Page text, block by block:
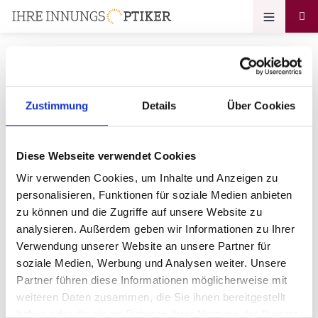
Zustimmung Details Über Cookies
Diese Webseite verwendet Cookies
Wir verwenden Cookies, um Inhalte und Anzeigen zu
personalisieren, Funktionen für soziale Medien anbieten
zu können und die Zugriffe auf unsere Website zu
analysieren. Außerdem geben wir Informationen zu Ihrer
Verwendung unserer Website an unsere Partner für
soziale Medien, Werbung und Analysen weiter. Unsere
Partner führen diese Informationen möglicherweise mit
weiteren Daten zusammen, die Sie ihnen bereitgestellt
Ihr Zugang zum
Optik Röhlich GmbH
Bitte geben Sie Ihr Passwort ein: